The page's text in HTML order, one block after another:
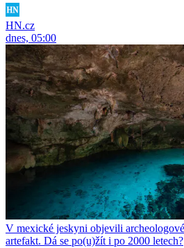
HN.cz
dnes, 05:00
V mexické jeskyni objevili
artefakt. Dá se po(u)žít i po 2000 letech?